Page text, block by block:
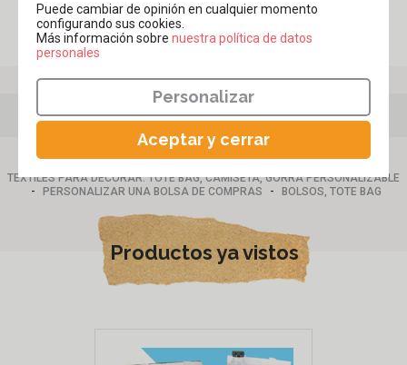
Publicar una opinión
También te puede interesar
- -
TEXTILES PARA DECORAR: TOTE BAG, CAMISETA, GORRA PERSONALIZABLE
- PERSONALIZAR UNA BOLSA DE COMPRAS - BOLSOS, TOTE BAG
Productos ya vistos
Puede cambiar de opinión en cualquier momento
configurando sus cookies.
Más información sobre ​​​​​​​nuestra política de datos
personales
Personalizar
Aceptar y cerrar